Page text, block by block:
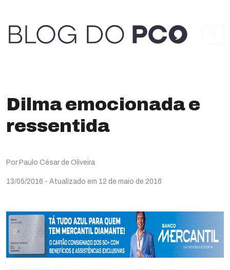
Dilma emocionada e
ressentida
Por Paulo César de Oliveira
13/05/2016 - Atualizado em 12 de maio de 2016